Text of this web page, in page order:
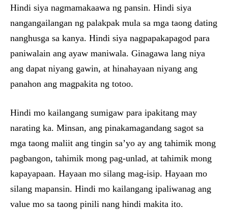
Hindi siya nagmamakaawa ng pansin. Hindi siya
nangangailangan ng palakpak mula sa mga taong dating
nanghusga sa kanya. Hindi siya nagpapakapagod para
paniwalain ang ayaw maniwala. Ginagawa lang niya
ang dapat niyang gawin, at hinahayaan niyang ang
panahon ang magpakita ng totoo.
Hindi mo kailangang sumigaw para ipakitang may
narating ka. Minsan, ang pinakamagandang sagot sa
mga taong maliit ang tingin sa’yo ay ang tahimik mong
pagbangon, tahimik mong pag-unlad, at tahimik mong
kapayapaan. Hayaan mo silang mag-isip. Hayaan mo
silang mapansin. Hindi mo kailangang ipaliwanag ang
value mo sa taong pinili nang hindi makita ito.